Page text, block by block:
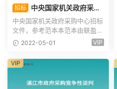
招标
中央国家机关政府采购
中心招标文件
中央国家机关政府采购中心招标
文件，参考范本本范本由联盈标
讯整理，免费提供给各...
2022-05-01 VIP
VIP